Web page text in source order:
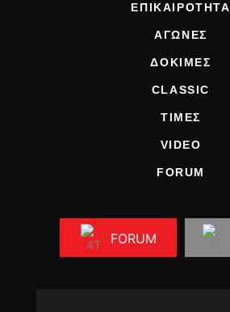
ΕΠΙΚΑΙΡΟΤΗΤΑ
ΑΓΩΝΕΣ
ΔΟΚΙΜΕΣ
CLASSIC
ΤΙΜΕΣ
VIDEO
FORUM
FORUM